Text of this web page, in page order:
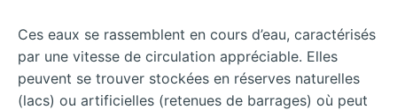
Ces eaux se rassemblent en cours d’eau, caractérisés
par une vitesse de circulation appréciable. Elles
peuvent se trouver stockées en réserves naturelles
(lacs) ou artificielles (retenues de barrages) où peut